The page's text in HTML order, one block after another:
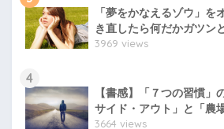
「夢をかなえるゾウ」を
き直したら何だかガツン
3969 views
4
【書感】「７つの習慣」
サイド・アウト」と「農
3664 views